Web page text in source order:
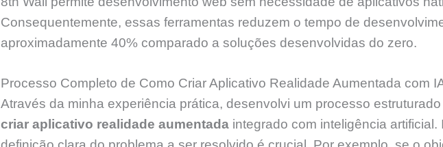
Consequentemente, essas ferramentas reduzem o tempo de
aproximadamente 40% comparado a soluções desenvolvidas do zero.
Processo Completo de Como Criar Aplicativo Realidade Aumentada com
Através da minha experiência prática, desenvolvi um processo
criar aplicativo realidade aumentadaintegrado com inteligência artificial.